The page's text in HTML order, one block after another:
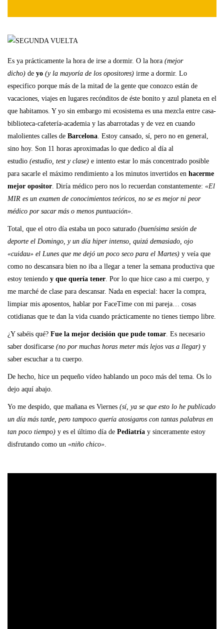
Es ya prácticamente la hora de irse a dormir. O la hora (mejor
dicho) de yo (y la mayoría de los opositores) irme a dormir. Lo
especifico porque más de la mitad de la gente que conozco están de
vacaciones, viajes en lugares recónditos de éste bonito y azul planeta en el
que habitamos. Y yo sin embargo mi ecosistema es una mezcla entre casa-
biblioteca-cafetería-academia y las abarrotadas y de vez en cuando
malolientes calles de Barcelona . Estoy cansado, sí, pero no en general,
sino hoy. Son 11 horas aproximadas lo que dedico al día al
estudio (estudio, test y clase) e intento estar lo más concentrado posible
para sacarle el máximo rendimiento a los minutos invertidos en hacerme
mejor opositor . Diría médico pero nos lo recuerdan constantemente: «El
MIR es un examen de conocimientos teóricos, no se es mejor ni peor
médico por sacar más o menos puntuación»
Total, que el otro día estaba un poco saturado (buenísima sesión de
deporte el Domingo, y un día hiper intenso, quizá demasiado, ojo
«cuidau» el Lunes que me dejó un poco seco para el Martes) y veía que
como no descansara bien no iba a llegar a tener la semana productiva que
estoy teniendo y que quería tener . Por lo que hice caso a mi cuerpo, y
me marché de clase para descansar. Nada en especial: hacer la compra,
limpiar mis aposentos, hablar por FaceTime con mi pareja… cosas
cotidianas que te dan la vida cuando prácticamente no tienes tiempo libre.
¿Y sabéis qué? Fue la mejor decisión que pude tomar . Es necesario
saber dosificarse (no por muchas horas meter más lejos vas a llegar) y
saber escuchar a tu cuerpo.
De hecho, hice un pequeño vídeo hablando un poco más del tema. Os lo
dejo aquí abajo.
Yo me despido, que mañana es Viernes (sí, ya se que esto lo he publicado
un día más tarde, pero tampoco quería atosigaros con tantas palabras en
tan poco tiempo) y es el último día de Pediatría y sinceramente estoy
disfrutando como un «niño chico»